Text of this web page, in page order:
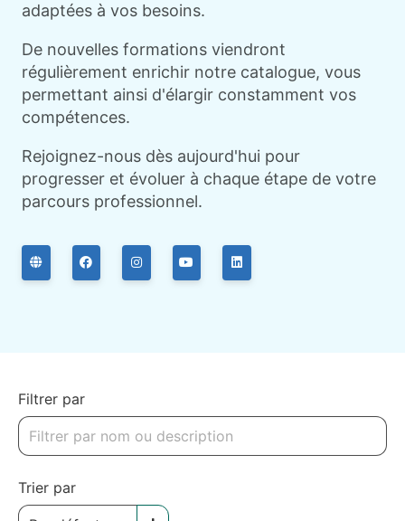
adaptées à vos besoins.
De nouvelles formations viendront
régulièrement enrichir notre catalogue, vous
permettant ainsi d'élargir constamment vos
compétences.
Rejoignez-nous dès aujourd'hui pour
progresser et évoluer à chaque étape de votre
parcours professionnel.
Filtrer par
Trier par